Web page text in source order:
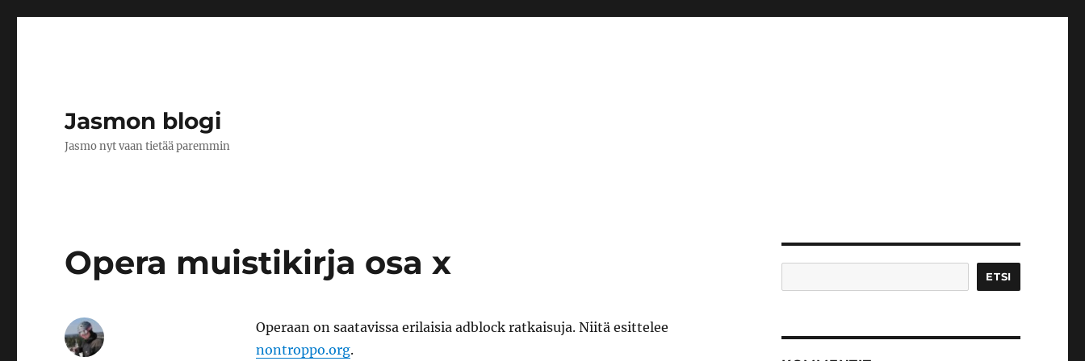
Jasmon blogi
Jasmo nyt vaan tietää paremmin
Opera muistikirja osa x
Operaan on saatavissa erilaisia adblock ratkaisuja. Niitä esittelee
nontroppo.org.
ETSI